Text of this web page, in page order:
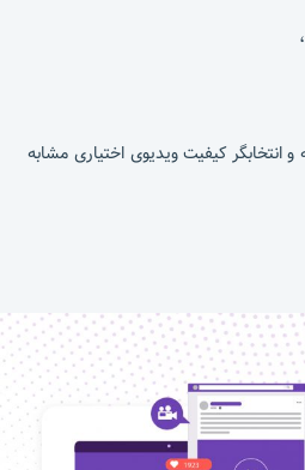
انتخابگر کیفیت ویدیوی اختیاری مشابه